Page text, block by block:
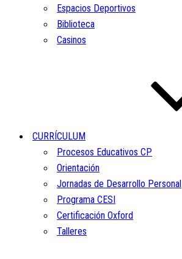
Espacios Deportivos
Biblioteca
Casinos
CURRÍCULUM
Procesos Educativos CP
Orientación
Jornadas de Desarrollo Personal
Programa CESI
Certificación Oxford
Talleres